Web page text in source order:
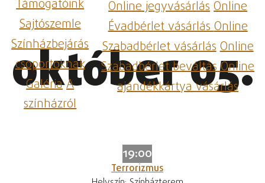
Támogatóink
Sajtószemle
Színházbejárás
csoportoknak
GalériaA
színházról
Online jegyvásárlásOnline
Évadbérlet vásárlásOnline
Szabadbérlet vásárlásOnline
Szabadbérlet beváltásOnline
ajándékkártya vásárlás
október 05.
19:00
Terrorizmus